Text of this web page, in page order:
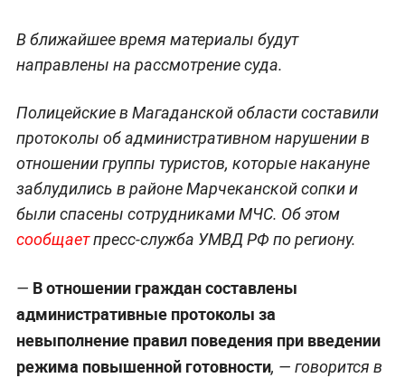
В ближайшее время материалы будут
направлены на рассмотрение суда.
Полицейские в Магаданской области составили
протоколы об административном нарушении в
отношении группы туристов, которые накануне
заблудились в районе Марчеканской сопки и
были спасены сотрудниками МЧС. Об этом
сообщаетпресс-служба УМВД РФ по региону.
— В отношении граждан составлены
административные протоколы за
невыполнение правил поведения при введении
режима повышенной готовности, — говорится в